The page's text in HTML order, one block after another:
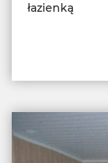
łazienką